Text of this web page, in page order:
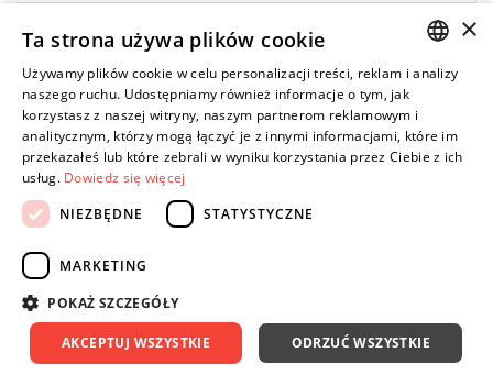
ENGLISH
×
Ta strona używa plików cookie
Używamy plików cookie w celu personalizacji treści, reklam i analizy
naszego ruchu. Udostępniamy również informacje o tym, jak
korzystasz z naszej witryny, naszym partnerom reklamowym i
analitycznym, którzy mogą łączyć je z innymi informacjami, które im
przekazałeś lub które zebrali w wyniku korzystania przez Ciebie z ich
usług. Dowiedz się więcej
NIEZBĘDNE
STATYSTYCZNE
MARKETING
POKAŻ SZCZEGÓŁY
AKCEPTUJ WSZYSTKIE ODRZUĆ WSZYSTKIE